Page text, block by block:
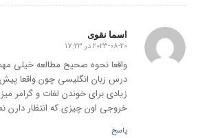
اسما نقوی
گفته:
2023-08-20 در 17:23
واقعا نحوه صحیح مطالعه خیلی
درس زبان انگلیسی چون واقعا پیش
زیادی برای خوندن لغات و گرامر
خروجی اون چیزی که انتظار دارن
پاسخ